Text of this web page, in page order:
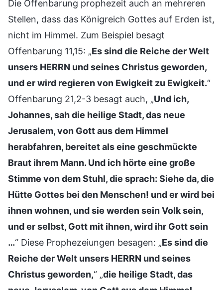
Die Offenbarung prophezeit auch an mehreren
Stellen, dass das Königreich Gottes auf Erden ist,
nicht im Himmel. Zum Beispiel besagt
Offenbarung 11,15: „Es sind die Reiche der Welt
unsers HERRN und seines Christus geworden,
und er wird regieren von Ewigkeit zu Ewigkeit.“
Offenbarung 21,2-3 besagt auch, „Und ich,
Johannes, sah die heilige Stadt, das neue
Jerusalem, von Gott aus dem Himmel
herabfahren, bereitet als eine geschmückte
Braut ihrem Mann. Und ich hörte eine große
Stimme von dem Stuhl, die sprach: Siehe da, die
Hütte Gottes bei den Menschen! und er wird bei
ihnen wohnen, und sie werden sein Volk sein,
und er selbst, Gott mit ihnen, wird ihr Gott sein
…“ Diese Prophezeiungen besagen: „Es sind die
Reiche der Welt unsers HERRN und seines
Christus geworden,“ „die heilige Stadt, das